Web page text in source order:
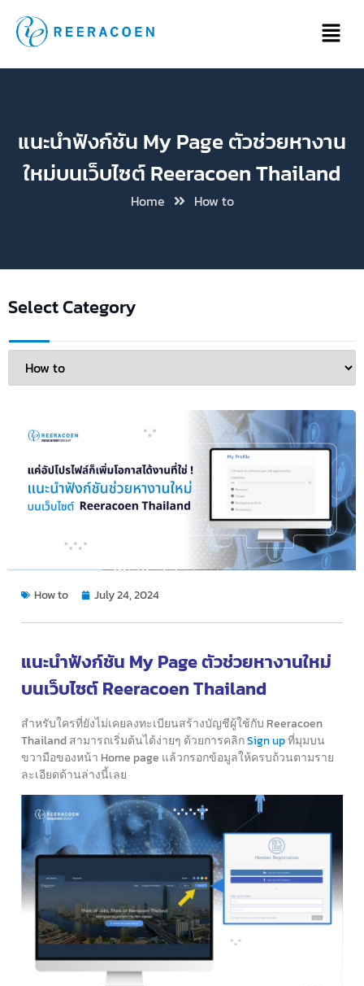
แนะนำฟังก์ชัน My Page ตัวช่วยหางาน
ใหม่บนเว็บไซต์ Reeracoen Thailand
Home How to
Select Category
How to July 24, 2024
แนะนำฟังก์ชัน My Page ตัวช่วยหางานใหม่
บนเว็บไซต์ Reeracoen Thailand
สำหรับใครที่ยังไม่เคยลงทะเบียนสร้างบัญชีผู้ใช้กับ Reeracoen
Thailand สามารถเริ่มต้นได้ง่ายๆ ด้วยการคลิกSign upที่มุมบน
ขวามือของหน้า Home page แล้วกรอกข้อมูลให้ครบถ้วนตามราย
ละเอียดด้านล่างนี้เลย